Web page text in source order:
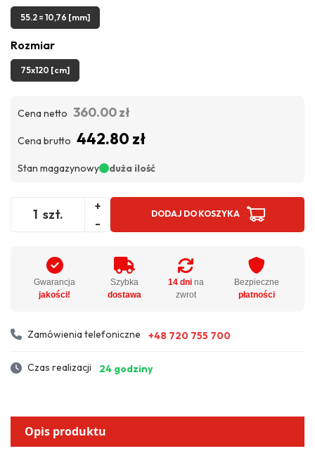
55.2 = 10,76 [mm]
Rozmiar
75x120 [cm]
Cena netto 360.00 zł
Cena brutto 442.80 zł
Stan magazynowy duża ilość
szt.
+
-
DODAJ DO KOSZYKA
Gwarancja
jakości!
Szybka
dostawa
14 dnina
zwrot
Bezpieczne
płatności
Zamówienia telefoniczne +48 720 755 700
Czas realizacji 24 godziny
Opis produktu